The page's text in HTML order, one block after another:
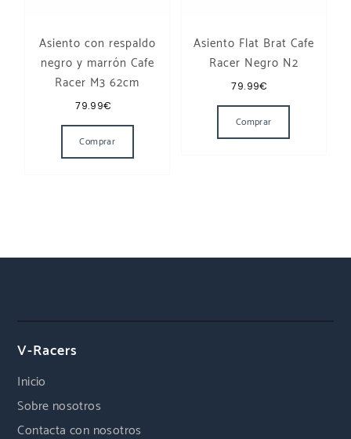
Asiento con respaldo
negro y marrón Cafe
Racer M3 62cm
79.99€
Comprar
Asiento Flat Brat Cafe
Racer Negro N2
79.99€
Comprar
V-Racers
Inicio
Sobre nosotros
Contacta con nosotros